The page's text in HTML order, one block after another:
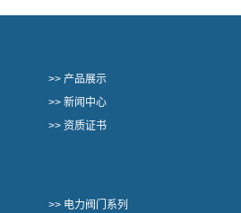
>> 产品展示
>> 新闻中心
>> 资质证书
>> 电力阀门系列